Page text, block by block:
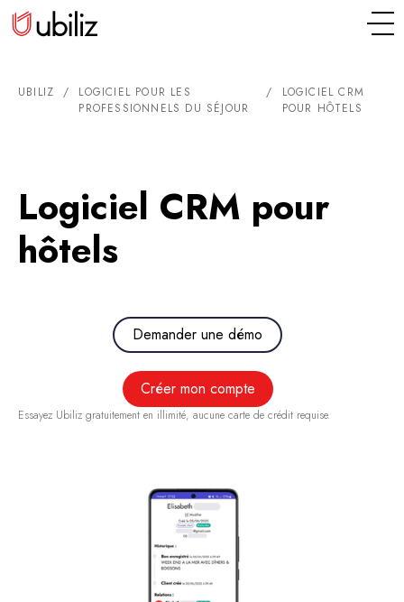
UBILIZ /
LOGICIEL POUR LES
PROFESSIONNELS DU SÉJOUR
/
LOGICIEL CRM
POUR HÔTELS
Logiciel CRM pour
hôtels
Créer mon compte
Demander une démo
Essayez Ubiliz gratuitement en illimité, aucune carte de crédit requise.